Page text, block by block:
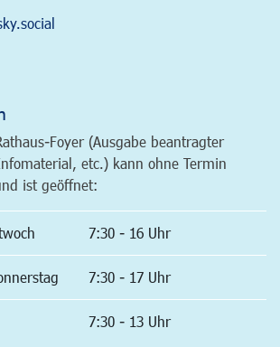
Foyer (Ausgabe beantragter
etc.) kann ohne Termin
ist geöffnet:
7:30 - 16 Uhr
7:30 - 17 Uhr
7:30 - 13 Uhr